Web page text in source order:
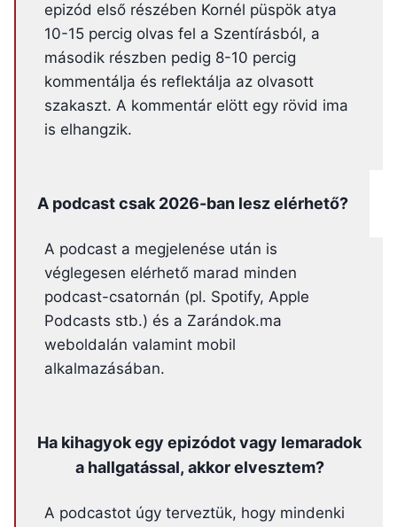
epizód első részében Kornél püspök atya
10-15 percig olvas fel a Szentírásból, a
második részben pedig 8-10 percig
kommentálja és reflektálja az olvasott
szakaszt. A kommentár elött egy rövid ima
is elhangzik.
A podcast csak 2026-ban lesz elérhető?
A podcast a megjelenése után is
véglegesen elérhető marad minden
podcast-csatornán (pl. Spotify, Apple
Podcasts stb.) és a Zarándok.ma
weboldalán valamint mobil
alkalmazásában.
Ha kihagyok egy epizódot vagy lemaradok
a hallgatással, akkor elvesztem?
A podcastot úgy terveztük, hogy mindenki